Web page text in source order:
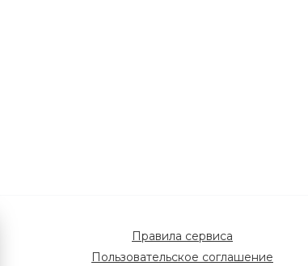
Правила сервиса
Пользовательское соглашение